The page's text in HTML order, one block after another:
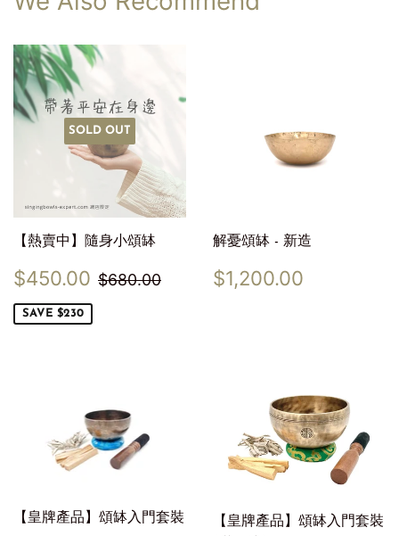
SOLD OUT
【熱賣中】隨身小頌缽
Sale
price
$450.00 $450.00
Regular price
$680.00 $680.00
SAVE $230
解憂頌缽 - 新造
Regular
price
$1,200.00
【皇牌產品】頌缽入門套裝
【皇牌產品】頌缽入門套裝